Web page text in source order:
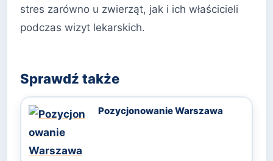
stres zarówno u zwierząt, jak i ich właścicieli
podczas wizyt lekarskich.
Sprawdź także
Pozycjonowanie Warszawa